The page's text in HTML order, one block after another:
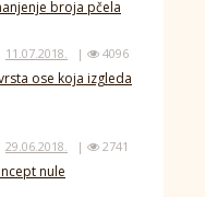
broja pčela
11.07.2018. | 4096
ose koja izgleda
29.06.2018. | 2741
nule